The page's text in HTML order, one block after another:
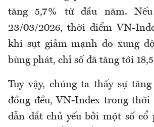
tăng 5,7% từ đầu năm.
23/03/2026, thời điểm VN-
khi sụt giảm mạnh do xung
bùng phát, chỉ số đã tăng tới
Tuy vậy, chúng ta thấy sự
đồng đều, VN-Index trong thời
dẫn dắt chủ yếu bởi một số cổ